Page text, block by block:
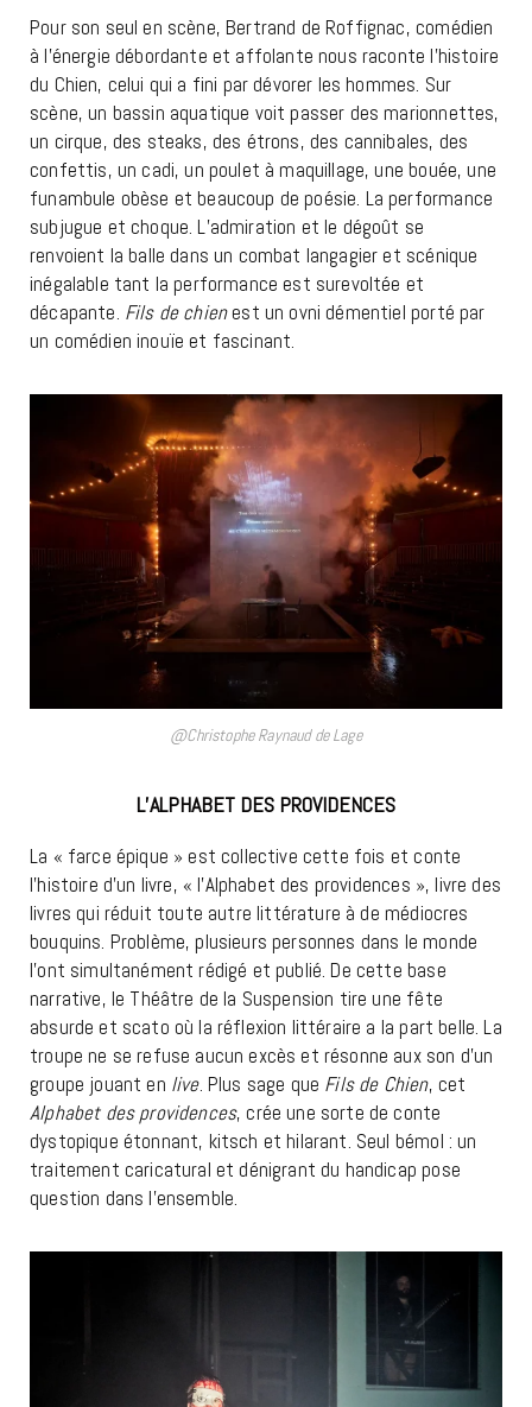
Pour son seul en scène, Bertrand de Roffignac, comédien
à l’énergie débordante et affolante nous raconte l’histoire
du Chien, celui qui a fini par dévorer les hommes. Sur
scène, un bassin aquatique voit passer des marionnettes,
un cirque, des steaks, des étrons, des cannibales, des
confettis, un cadi, un poulet à maquillage, une bouée, une
funambule obèse et beaucoup de poésie. La performance
subjugue et choque. L’admiration et le dégoût se
renvoient la balle dans un combat langagier et scénique
inégalable tant la performance est surevoltée et
décapante. Fils de chienest un ovni démentiel porté par
un comédien inouïe et fascinant.
@Christophe Raynaud de Lage
L’ALPHABET DES PROVIDENCES
La « farce épique » est collective cette fois et conte
l’histoire d’un livre, « l’Alphabet des providences », livre des
livres qui réduit toute autre littérature à de médiocres
bouquins. Problème, plusieurs personnes dans le monde
l’ont simultanément rédigé et publié. De cette base
narrative, le Théâtre de la Suspension tire une fête
absurde et scato où la réflexion littéraire a la part belle. La
troupe ne se refuse aucun excès et résonne aux son d’un
groupe jouant en live. Plus sage que Fils de Chien, cet
Alphabet des providences, crée une sorte de conte
dystopique étonnant, kitsch et hilarant. Seul bémol : un
traitement caricatural et dénigrant du handicap pose
question dans l’ensemble.